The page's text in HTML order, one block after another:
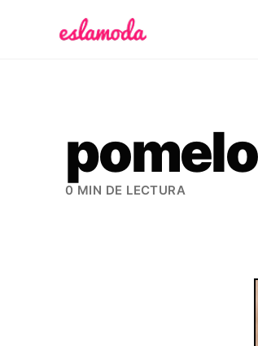
pomelo
0 MIN DE LECTURA